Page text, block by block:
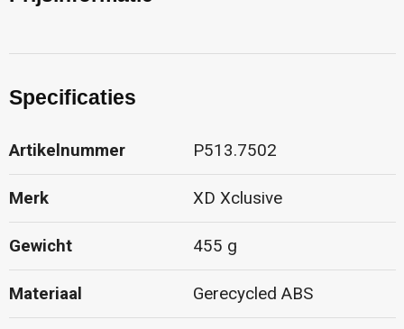
Specificaties
Artikelnummer P513.7502
Merk XD Xclusive
Gewicht 455 g
Materiaal Gerecycled ABS